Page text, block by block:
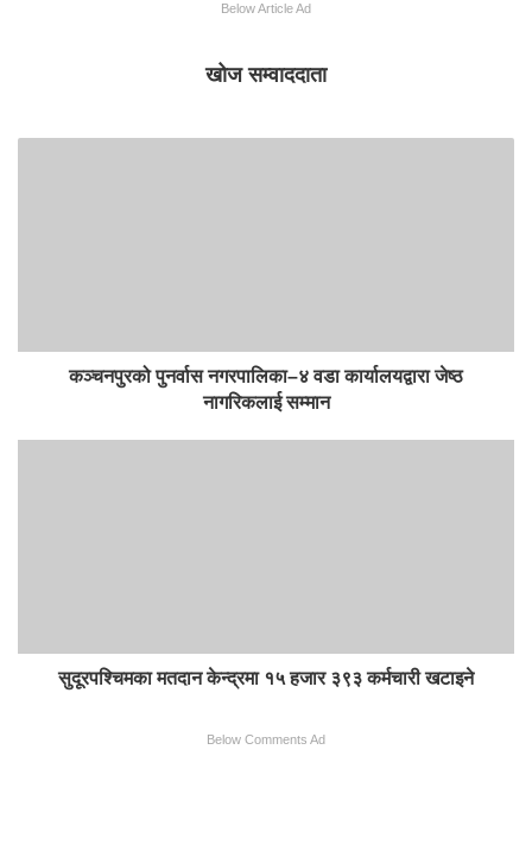
Below Article Ad
खोज सम्वाददाता
कञ्चनपुरको पुनर्वास नगरपालिका–४ वडा कार्यालयद्वारा जेष्ठ
नागरिकलाई सम्मान
सुदूरपश्चिमका मतदान केन्द्रमा १५ हजार ३९३ कर्मचारी खटाइने
Below Comments Ad